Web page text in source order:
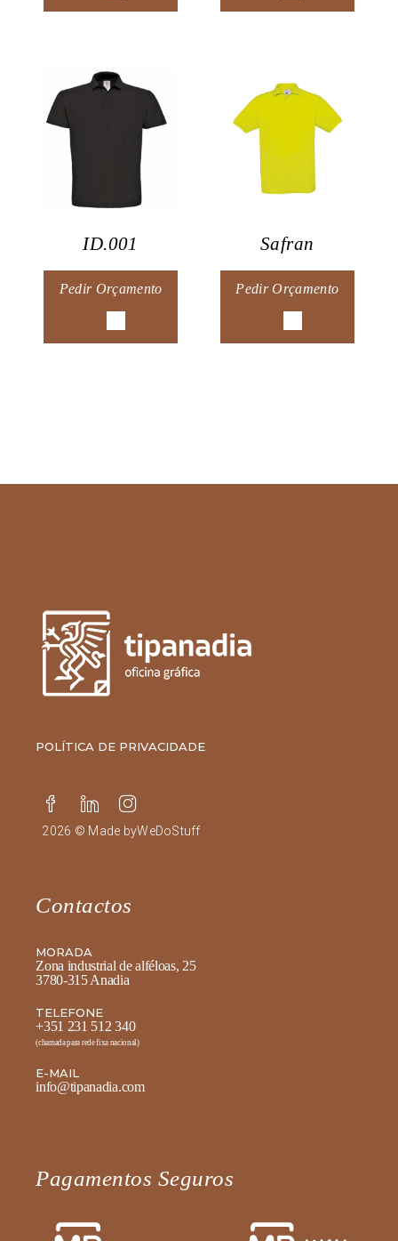
ID.001
Pedir Orçamento
Safran
Pedir Orçamento
POLÍTICA DE PRIVACIDADE
2026 © Made byWeDoStuff
Contactos
MORADA
Zona industrial de alféloas, 25
3780-315 Anadia
TELEFONE
+351 231 512 340
(chamada para rede fixa nacional)
E-MAIL
info@tipanadia.com
Pagamentos Seguros